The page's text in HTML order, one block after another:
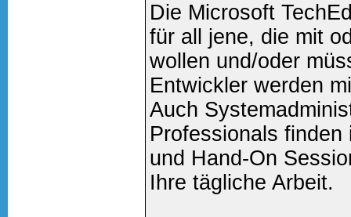
Die Microsoft
für all jene, die mit
wollen und/oder
Entwickler werden
Auch
Professionals
und Hand-On
Ihre tägliche Arbeit.